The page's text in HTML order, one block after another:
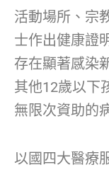
活動場所、宗
士作出健康證
存在顯著感染
其他12歲以下
無限次資助的
以國四大醫療